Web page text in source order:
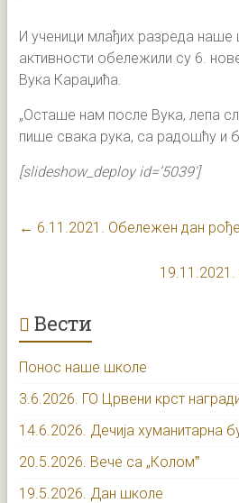
И ученици млађих разреда
активности обележили су 6.
Вука Караџића.
„Осташе нам после Вука, лепа
пише свака рука, са радошћу и
[slideshow_deploy id=’5039′]
← 6.11.2021. Обележен дан
Вести
Понос наше школе
3.6.2026. ГО Црвени крст
14.6.2026. Дечија хуманитарна
20.5.2026. Вече са „Коломˮ
19.5.2026. Дан школе